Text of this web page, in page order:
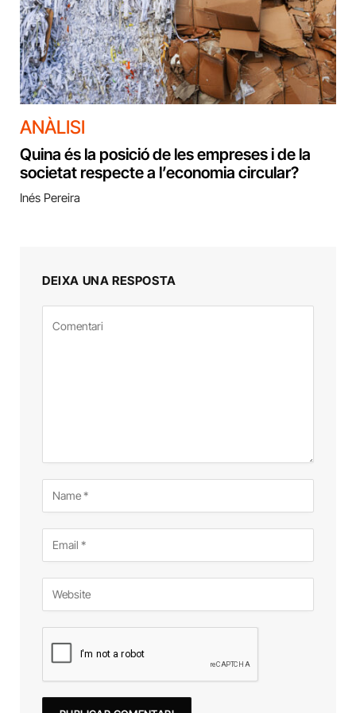
ANÀLISI
Quina és la posició de les empreses i de la
societat respecte a l’economia circular?
Inés Pereira
DEIXA UNA RESPOSTA